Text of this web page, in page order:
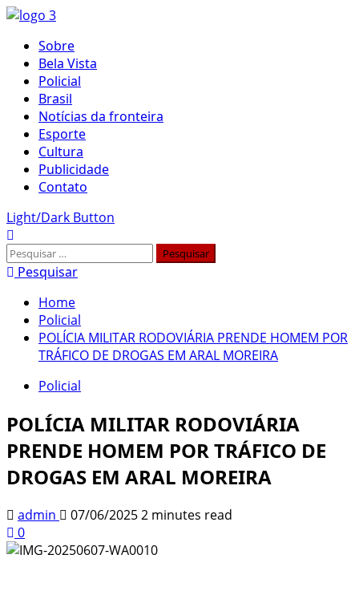
Skip
content
Primary
Menu
Sobre
Bela Vista
Policial
Brasil
Notícias da fronteira
Esporte
Cultura
Publicidade
Contato
Light/Dark Button
Pesquisar
por:Pesquisar
Home
Policial
POLÍCIA MILITAR RODOVIÁRIA PRENDE HOMEM POR
TRÁFICO DE DROGAS EM ARAL MOREIRA
Policial
POLÍCIA MILITAR RODOVIÁRIA
PRENDE HOMEM POR TRÁFICO DE
DROGAS EM ARAL MOREIRA
admin 07/06/20252 minutes read
0